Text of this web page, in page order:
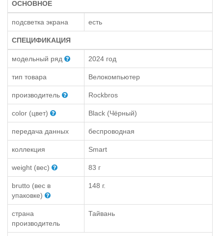
ОСНОВНОЕ
подсветка экрана есть
СПЕЦИФИКАЦИЯ
модельный ряд 2024 год
тип товара Велокомпьютер
производитель Rockbros
color (цвет) Black (Чёрный)
передача данных беспроводная
коллекция Smart
weight (вес) 83 г
brutto (вес в
упаковке)
148 г.
страна
производитель
Тайвань